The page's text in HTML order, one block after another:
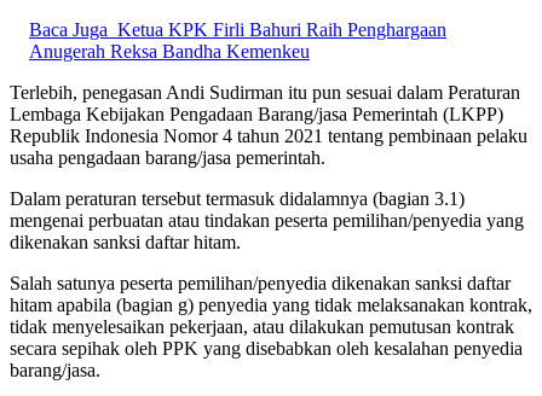
Baca Juga Ketua KPK Firli Bahuri Raih Penghargaan
Anugerah Reksa Bandha Kemenkeu
Terlebih, penegasan Andi Sudirman itu pun sesuai dalam Peraturan
Lembaga Kebijakan Pengadaan Barang/jasa Pemerintah (LKPP)
Republik Indonesia Nomor 4 tahun 2021 tentang pembinaan pelaku
usaha pengadaan barang/jasa pemerintah.
Dalam peraturan tersebut termasuk didalamnya (bagian 3.1)
mengenai perbuatan atau tindakan peserta pemilihan/penyedia yang
dikenakan sanksi daftar hitam.
Salah satunya peserta pemilihan/penyedia dikenakan sanksi daftar
hitam apabila (bagian g) penyedia yang tidak melaksanakan kontrak,
tidak menyelesaikan pekerjaan, atau dilakukan pemutusan kontrak
secara sepihak oleh PPK yang disebabkan oleh kesalahan penyedia
barang/jasa.